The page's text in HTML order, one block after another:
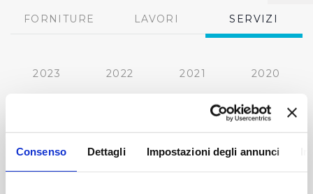
Consenso Dettagli Impostazioni degli annunci
FORNITURE LAVORI SERVIZI
2023 2022 2021 2020
2016
2015 2014 2013 2012
2010